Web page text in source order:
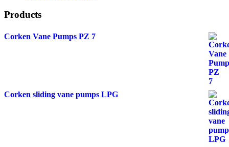
Products
Corken Vane Pumps PZ 7
Corken sliding vane pumps LPG